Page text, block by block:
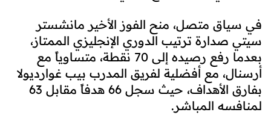
في سياق متصل، منح الفوز الأخير مانشستر
سيتي صدارة ترتيب الدوري الإنجليزي الممتاز،
بعدما رفع رصيده إلى 70 نقطة، متساوياً مع
أرسنال، مع أفضلية لفريق المدرب بيب غوارديولا
بفارق الأهداف، حيث سجل 66 هدفاً مقابل 63
لمنافسه المباشر.